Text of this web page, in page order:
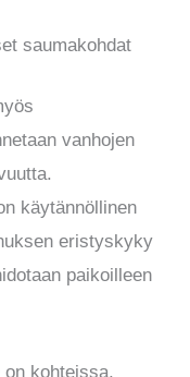
saumakohdat
vanhojen
käytännöllinen
eristyskyky
paikoilleen
kohteissa,